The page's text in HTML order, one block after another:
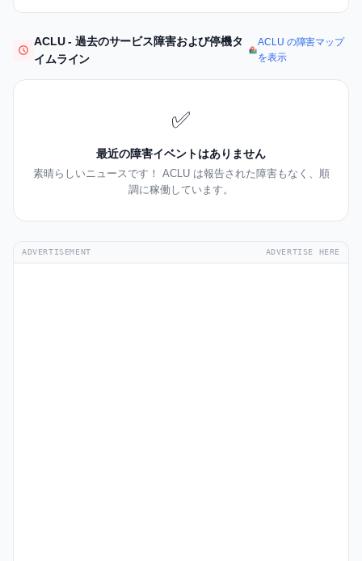
ACLU - 過去のサービス障害および停機タ
イムライン
ACLU の障害マップ
を表示
✅
最近の障害イベントはありません
素晴らしいニュースです！ ACLU は報告された障害もなく、順
調に稼働しています。
ADVERTISEMENT ADVERTISE HERE